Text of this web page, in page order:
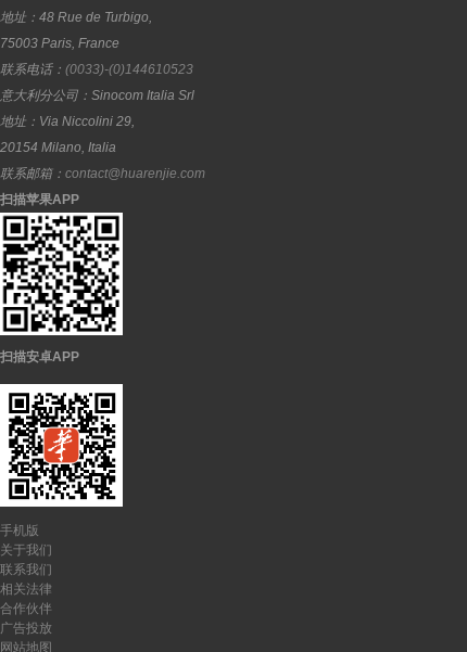
地址： 48 Rue de Turbigo,
75003 Paris, France
联系电话： (0033)-(0)144610523
意大利分公司： Sinocom Italia Srl
地址： Via Niccolini 29,
20154 Milano, Italia
联系邮箱： contact@huarenjie.com
扫描苹果APP
扫描安卓APP
手机版
关于我们
联系我们
相关法律
合作伙伴
广告投放
网站地图